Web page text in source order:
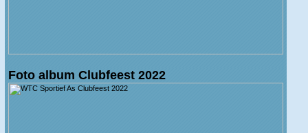
Foto album Clubfeest 2022